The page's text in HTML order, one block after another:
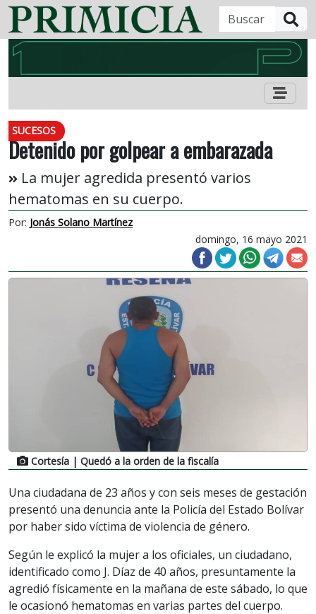
SUCESOS
Detenido por golpear a embarazada
La mujer agredida presentó varios
hematomas en su cuerpo.
Por: Jonás Solano Martínez
domingo, 16 mayo 2021
Cortesía | Quedó a la orden de la fiscalía
Una ciudadana de 23 años y con seis meses de gestación
presentó una denuncia ante la Policía del Estado Bolívar
por haber sido víctima de violencia de género.
Según le explicó la mujer a los oficiales, un ciudadano,
identificado como J. Díaz de 40 años, presuntamente la
agredió físicamente en la mañana de este sábado, lo que
le ocasionó hematomas en varias partes del cuerpo.